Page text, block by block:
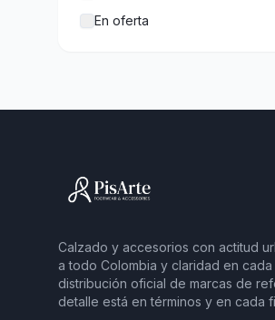
En oferta
Calzado y accesorios con actitud
a todo Colombia y claridad en cada
distribución oficial de marcas de
detalle está en términos y en cada